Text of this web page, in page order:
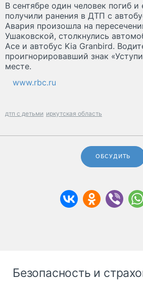
В сентябре один человек погиб и
получили ранения в ДТП с
Авария произошла на
Ушаковской, столкнулись
Ace и автобус Kia Granbird.
проигнорировавший знак
месте.
www.rbc.ru
дтп с детьми иркутская область
ОБСУДИТЬ
Безопасность и